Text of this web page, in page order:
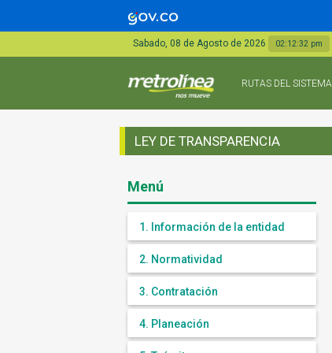
Sabado, 08 de Agosto de 2026 02:12:32 pm
RUTAS DEL SISTEMA
LEY DE TRANSPARENCIA
Menú
1. Información de la entidad
2. Normatividad
3. Contratación
4. Planeación